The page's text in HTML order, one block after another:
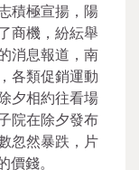
積極宣揚，陽
商機，紛紜舉
消息報道，南
各類促銷運動
夕相約往看場
院在除夕發布
忽然暴跌，片
錢。